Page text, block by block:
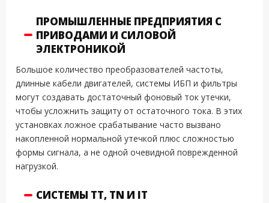
ПРОМЫШЛЕННЫЕ ПРЕДПРИЯТИЯ С
ПРИВОДАМИ И СИЛОВОЙ
ЭЛЕКТРОНИКОЙ
Большое количество преобразователей частоты,
длинные кабели двигателей, системы ИБП и фильтры
могут создавать достаточный фоновый ток утечки,
чтобы усложнить защиту от остаточного тока. В этих
установках ложное срабатывание часто вызвано
накопленной нормальной утечкой плюс сложностью
формы сигнала, а не одной очевидной поврежденной
нагрузкой.
СИСТЕМЫ TT, TN И IT